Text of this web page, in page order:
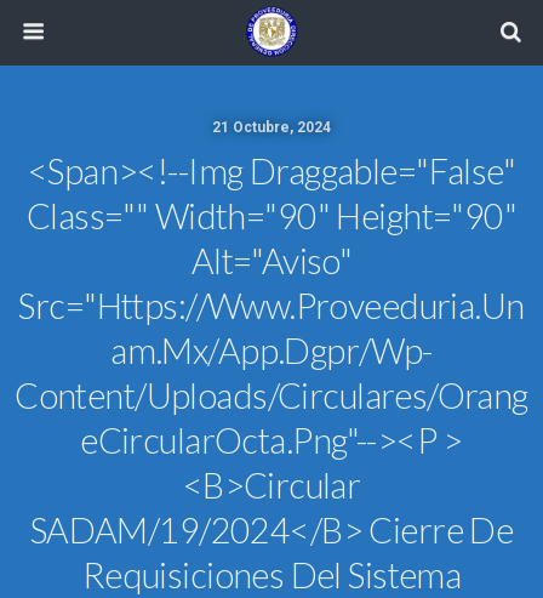
21 Octubre, 2024
<span><!--img Draggable="false"
Class="" Width="90" Height="90"
Alt="aviso"
Src="https://www.proveeduria.un
Am.mx/app.dgpr/wp-
Content/uploads/circulares/orang
ECircularOcta.png"--><p >
<b>Circular
SADAM/19/2024</b> Cierre De
Requisiciones Del Sistema